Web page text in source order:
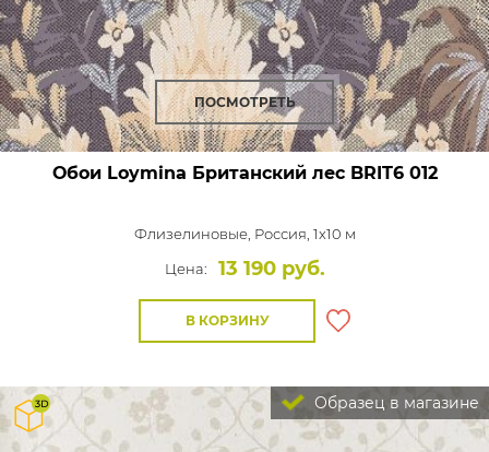
ПОСМОТРЕТЬ
Обои Loymina Британский лесBRIT6 012
Флизелиновые, Россия, 1x10 м
Цена:
13 190 руб.
В КОРЗИНУ
Образец в магазине